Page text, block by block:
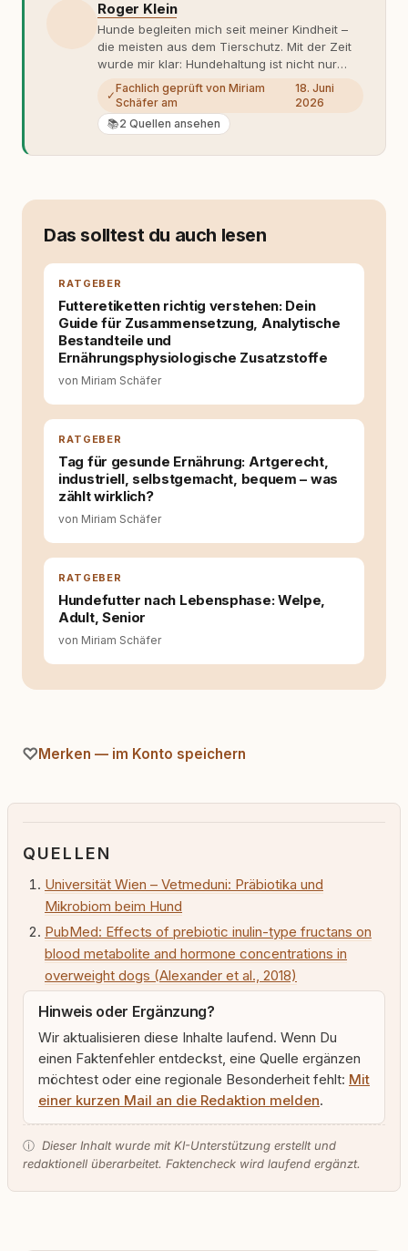
Roger Klein
Hunde begleiten mich seit meiner Kindheit –
die meisten aus dem Tierschutz. Mit der Zeit
wurde mir klar: Hundehaltung ist nicht nur
Gefühl, sondern Verantwortung und
Fachwissen. Der Wendepunkt kam mit meinem
ersten Welpen. Plötzlich reichte Erfahrung
allein nicht mehr. Ich begann mich intensiv mit
entsteht echte Bindung dort, wo Verständnis
Entwicklung entstand rundum.dog – ein
und der Schweiz. Meine Überzeugung:
Tierschutz beginnt mit Wissen. Wer seinen
Hund versteht, trifft bessere Entscheidungen –
für ein Zusammenleben, das beiden guttut.
✓
Fachlich geprüft von Miriam
Schäfer am
18. Juni
2026
📚2 Quellen ansehen
Das solltest du auch lesen
RATGEBER
Futteretiketten richtig verstehen: Dein
Guide für Zusammensetzung, Analytische
Bestandteile und
Ernährungsphysiologische Zusatzstoffe
von Miriam Schäfer
RATGEBER
Tag für gesunde Ernährung: Artgerecht,
industriell, selbstgemacht, bequem – was
zählt wirklich?
von Miriam Schäfer
RATGEBER
Hundefutter nach Lebensphase: Welpe,
Adult, Senior
von Miriam Schäfer
Merken — im Konto speichern
QUELLEN
Universität Wien – Vetmeduni: Präbiotika und
Mikrobiom beim Hund
PubMed: Effects of prebiotic inulin-type fructans on
blood metabolite and hormone concentrations in
overweight dogs (Alexander et al., 2018)
Hinweis oder Ergänzung?
Wir aktualisieren diese Inhalte laufend. Wenn Du
einen Faktenfehler entdeckst, eine Quelle ergänzen
möchtest oder eine regionale Besonderheit fehlt: Mit
einer kurzen Mail an die Redaktion melden.
ⓘ Dieser Inhalt wurde mit KI-Unterstützung erstellt und
redaktionell überarbeitet. Faktencheck wird laufend ergänzt.